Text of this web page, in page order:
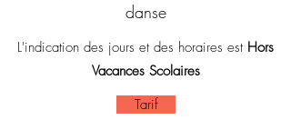
danse
L'indication des jours et des horaires est Hors
Vacances Scolaires
Tarif